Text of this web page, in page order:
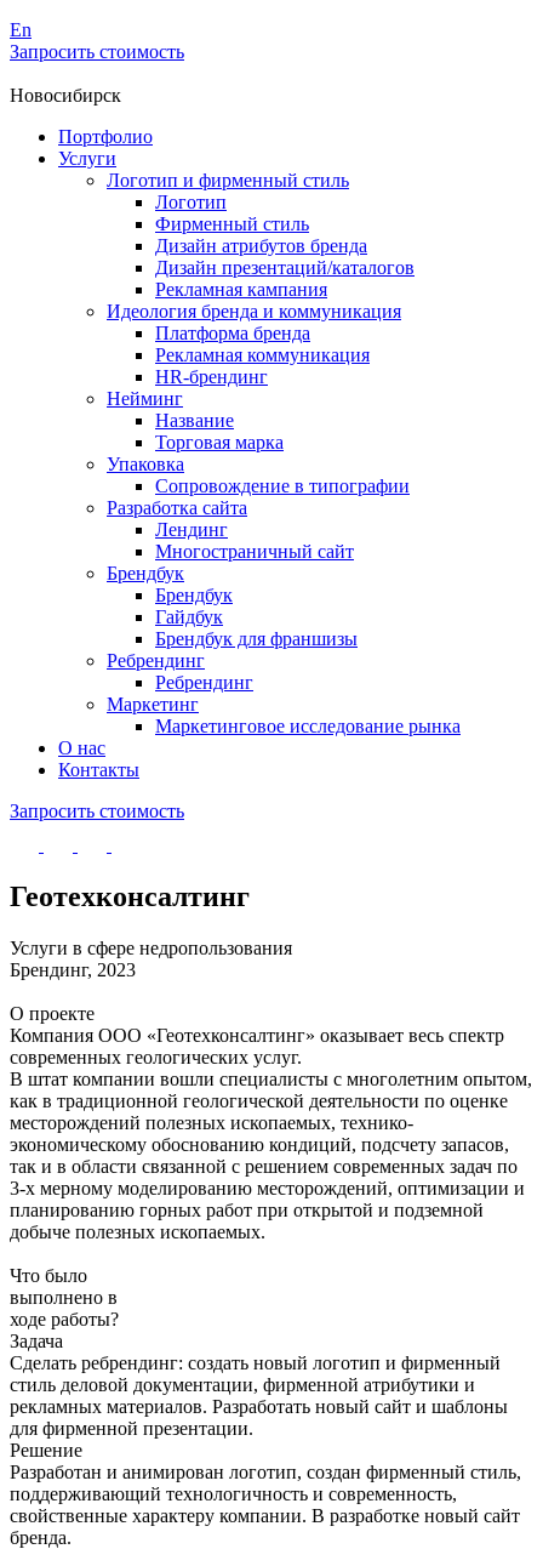
En
Запросить стоимость
Новосибирск
Портфолио
Услуги
Логотип и фирменный стиль
Логотип
Фирменный стиль
Дизайн атрибутов бренда
Дизайн презентаций/каталогов
Рекламная кампания
Идеология бренда и коммуникация
Платформа бренда
Рекламная коммуникация
HR-брендинг
Нейминг
Название
Торговая марка
Упаковка
Сопровождение в типографии
Разработка сайта
Лендинг
Многостраничный сайт
Брендбук
Брендбук
Гайдбук
Брендбук для франшизы
Ребрендинг
Ребрендинг
Маркетинг
Маркетинговое исследование рынка
О нас
Контакты
Запросить стоимость
Геотехконсалтинг
Услуги в сфере недропользования
Брендинг, 2023
О проекте
Компания ООО «Геотехконсалтинг» оказывает весь спектр
современных геологических услуг.
В штат компании вошли специалисты с многолетним опытом,
как в традиционной геологической деятельности по оценке
месторождений полезных ископаемых, технико-
экономическому обоснованию кондиций, подсчету запасов,
так и в области связанной с решением современных задач по
3-х мерному моделированию месторождений, оптимизации и
планированию горных работ при открытой и подземной
добыче полезных ископаемых.
Что было
выполнено в
ходе работы?
Задача
Сделать ребрендинг: создать новый логотип и фирменный
стиль деловой документации, фирменной атрибутики и
рекламных материалов. Разработать новый сайт и шаблоны
для фирменной презентации.
Решение
Разработан и анимирован логотип, создан фирменный стиль,
поддерживающий технологичность и современность,
свойственные характеру компании. В разработке новый сайт
бренда.